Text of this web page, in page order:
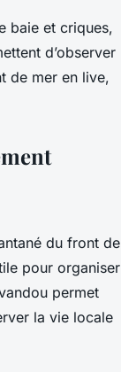
baie et criques,
d’observer
de mer en live,
du front de
pour organiser
permet
la vie locale